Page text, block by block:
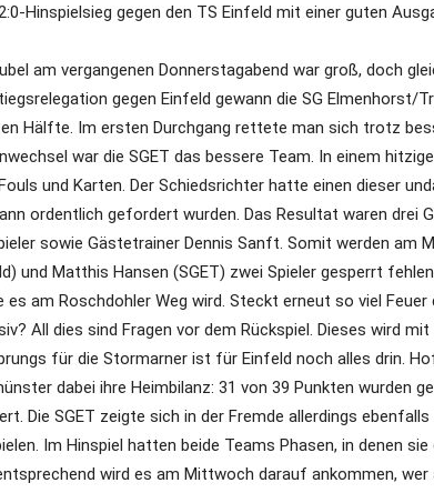
Hinspielsieg gegen den TS Einfeld mit einer guten
am vergangenen Donnerstagabend war groß, doch
gegen Einfeld gewann die SG Elmenhorst/
Hälfte. Im ersten Durchgang rettete man sich trotz
war die SGET das bessere Team. In einem
und Karten. Der Schiedsrichter hatte einen dieser
ordentlich gefordert wurden. Das Resultat waren drei
sowie Gästetrainer Dennis Sanft. Somit werden am
und Matthis Hansen (SGET) zwei Spieler gesperrt
es am Roschdohler Weg wird. Steckt erneut so viel
All dies sind Fragen vor dem Rückspiel. Dieses wird
für die Stormarner ist für Einfeld noch alles drin.
dabei ihre Heimbilanz: 31 von 39 Punkten wurden
Die SGET zeigte sich in der Fremde allerdings
Im Hinspiel hatten beide Teams Phasen, in denen
wird es am Mittwoch darauf ankommen,